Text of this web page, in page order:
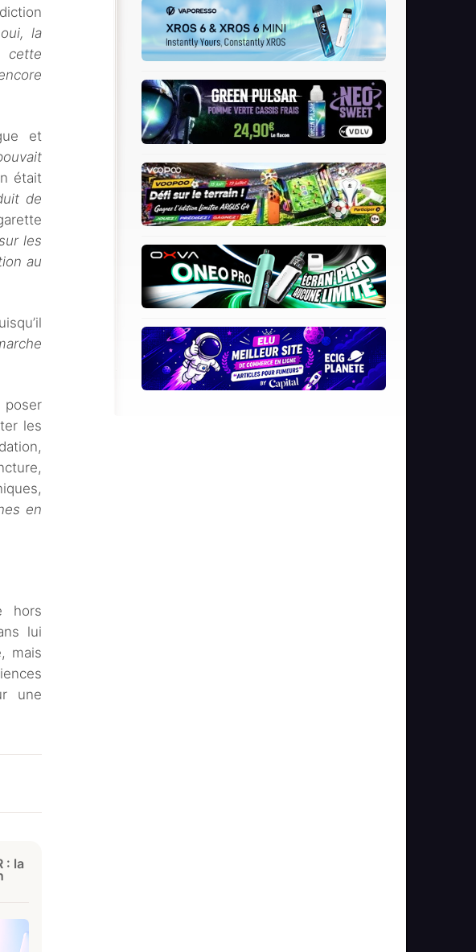
oui, la
cette
et
était
de
les
au
poser
les
en
hors
lui
mais
une
: la